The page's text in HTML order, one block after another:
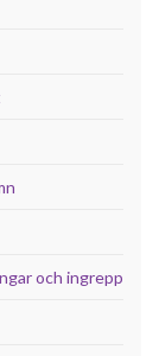
och ingrepp